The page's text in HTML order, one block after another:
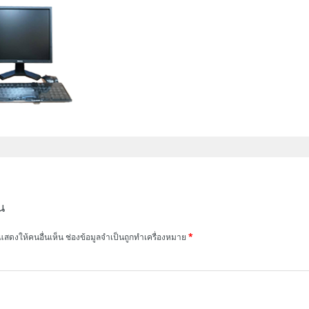
สดงให้คนอื่นเห็นช่องข้อมูลจำเป็นถูกทำเครื่องหมาย *